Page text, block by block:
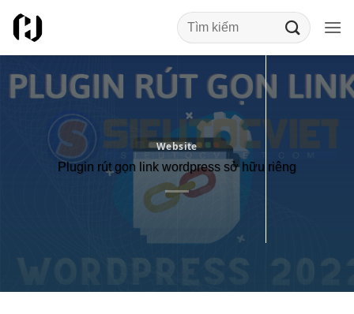
qua
nội
dung
Website
Plugin rút gọn link wordpress sở hữu riêng